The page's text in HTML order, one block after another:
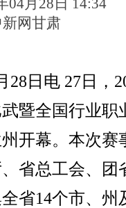
04月28日 14:34
新网甘肃
日电 27日，
暨全国行业职
开幕。本次赛
省总工会、团
省14个市、州